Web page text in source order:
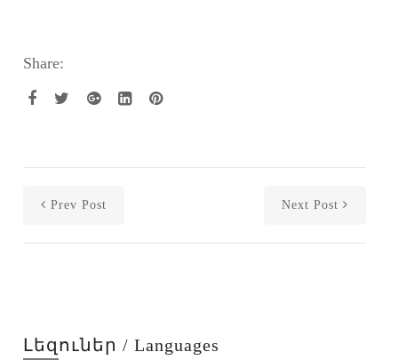
Share:
Prev Post Next Post
Լեզուներ / Languages